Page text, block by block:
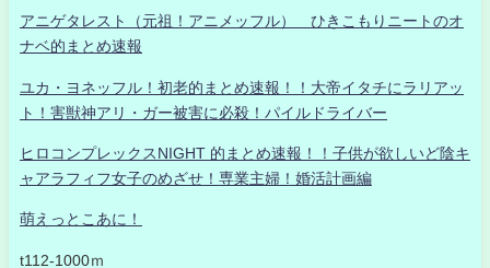
アニゲタレスト（元祖！アニメッフル） ひきこもりニートのオ
ナベ的まとめ速報
ユカ・ヨネッフル！初老的まとめ速報！！大帝イタチにラリアッ
ト！害獣神アリ・ガー被害に必殺！パイルドライバー
ヒロコンプレックスNIGHT 的まとめ速報！！子供が欲しいど陰キ
ャアラフィフ女子のめざせ！専業主婦！婚活計画編
萌えっとこあに！
t112-1000ｍ